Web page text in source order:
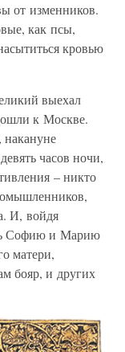
от изменников.
как псы,
кровью
выехал
к Москве.
часов ночи,
– никто
И, войдя
Софию и Марию
матери,
бояр, и других